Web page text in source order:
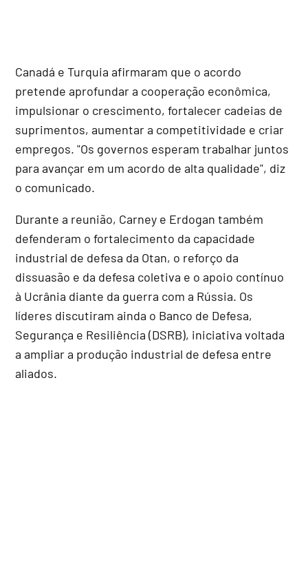
Canadá e Turquia afirmaram que o acordo
pretende aprofundar a cooperação econômica,
impulsionar o crescimento, fortalecer cadeias de
suprimentos, aumentar a competitividade e criar
empregos. "Os governos esperam trabalhar juntos
para avançar em um acordo de alta qualidade", diz
o comunicado.
Durante a reunião, Carney e Erdogan também
defenderam o fortalecimento da capacidade
industrial de defesa da Otan, o reforço da
dissuasão e da defesa coletiva e o apoio contínuo
à Ucrânia diante da guerra com a Rússia. Os
líderes discutiram ainda o Banco de Defesa,
Segurança e Resiliência (DSRB), iniciativa voltada
a ampliar a produção industrial de defesa entre
aliados.